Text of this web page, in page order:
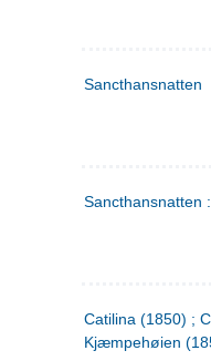
Sancthansnatten
Sancthansnatten
Catilina (1850) ;
Kjæmpehøien